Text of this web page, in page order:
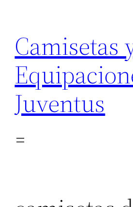
contenido
Camisetas
Juventus